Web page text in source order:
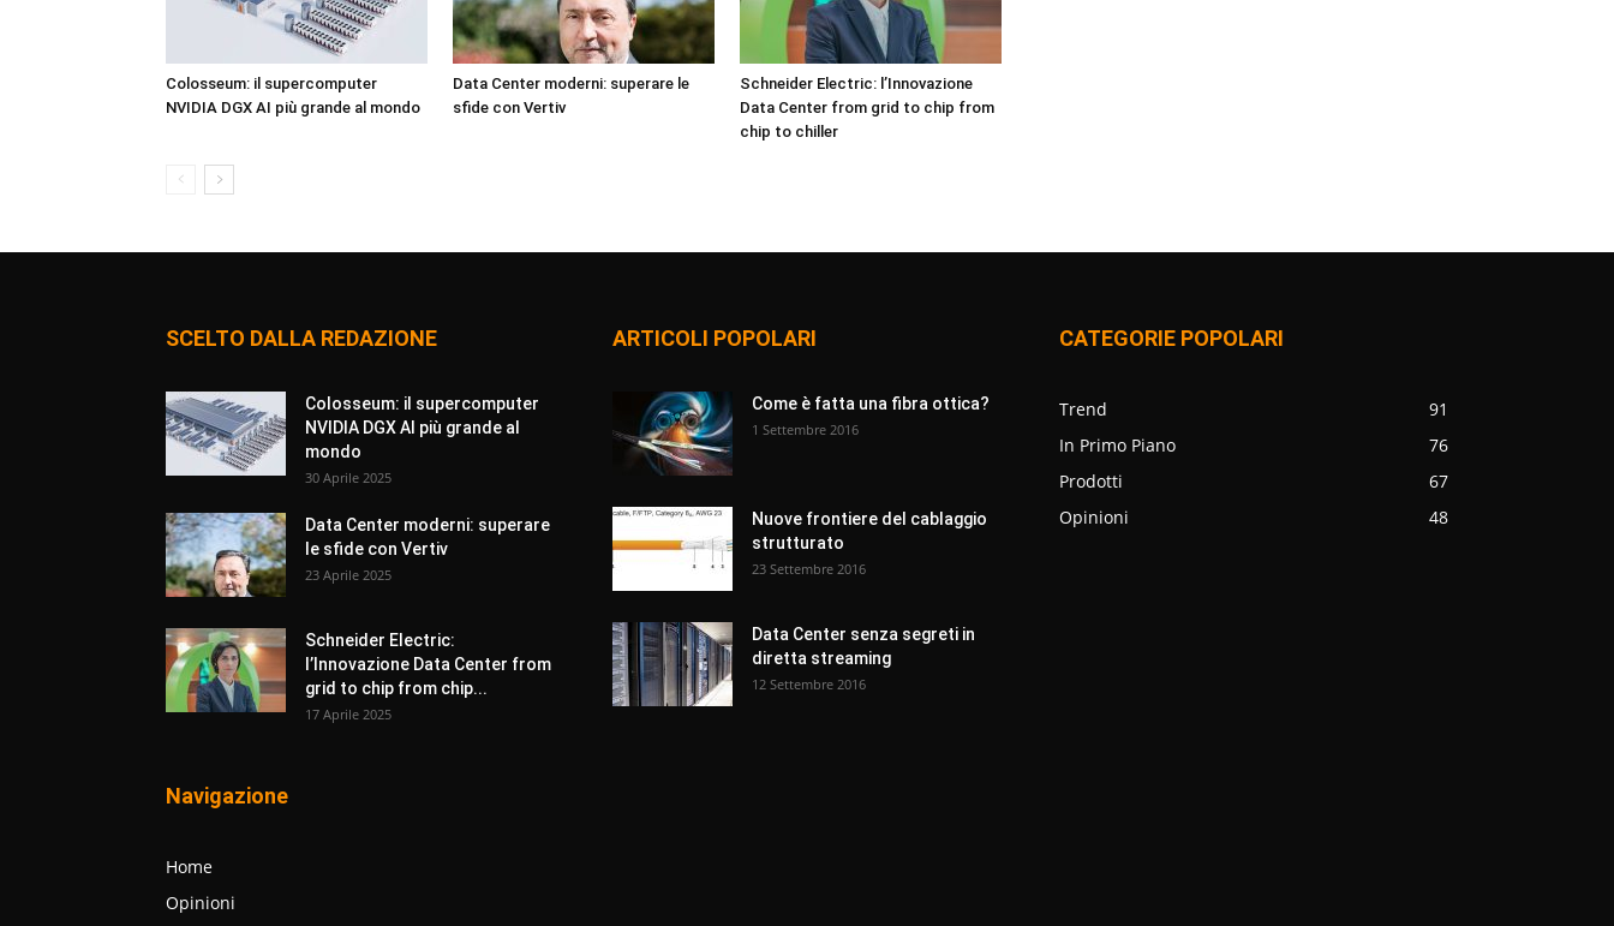
Colosseum: il supercomputer
NVIDIA DGX AI più grande al mondo
Data Center moderni: superare le
sfide con Vertiv
Schneider Electric: l’Innovazione
Data Center from grid to chip from
chip to chiller
SCELTO DALLA REDAZIONE
Colosseum: il supercomputer
NVIDIA DGX AI più grande al
mondo
30 Aprile 2025
Data Center moderni: superare
le sfide con Vertiv
23 Aprile 2025
Schneider Electric:
l’Innovazione Data Center from
grid to chip from chip...
17 Aprile 2025
Navigazione
Home
Opinioni
ARTICOLI POPOLARI
Come è fatta una fibra ottica?
1 Settembre 2016
Nuove frontiere del cablaggio
strutturato
23 Settembre 2016
Data Center senza segreti in
diretta streaming
12 Settembre 2016
CATEGORIE POPOLARI
Trend
91
In Primo Piano
76
Prodotti
67
Opinioni
48